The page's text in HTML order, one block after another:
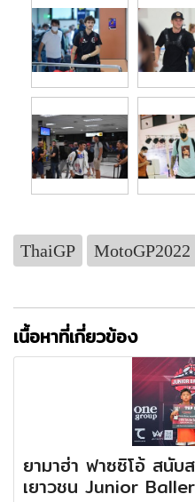
ThaiGP MotoGP2022
เนื้อหาที่เกี่ยวข้อง
ยามาฮ่า ฟาซซิโอ้ สนับ
เยาวชน Junior